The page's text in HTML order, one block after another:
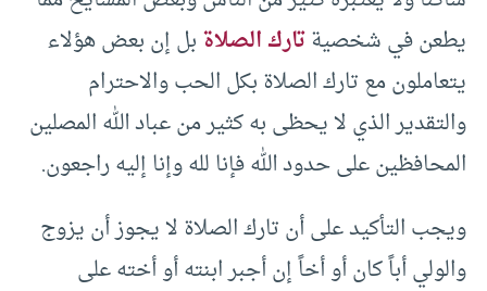
يطعن في شخصيةتارك الصلاةبل إن بعض هؤلاء
يتعاملون مع تارك الصلاة بكل الحب والاحترام
والتقدير الذي لا يحظى به كثير من عباد الله المصلين
المحافظين على حدود الله فإنا لله وإنا إليه راجعون.
ويجب التأكيد على أن تارك الصلاة لا يجوز أن يزوج
والولي أباً كان أو أخاً إن أجبر ابنته أو أخته على